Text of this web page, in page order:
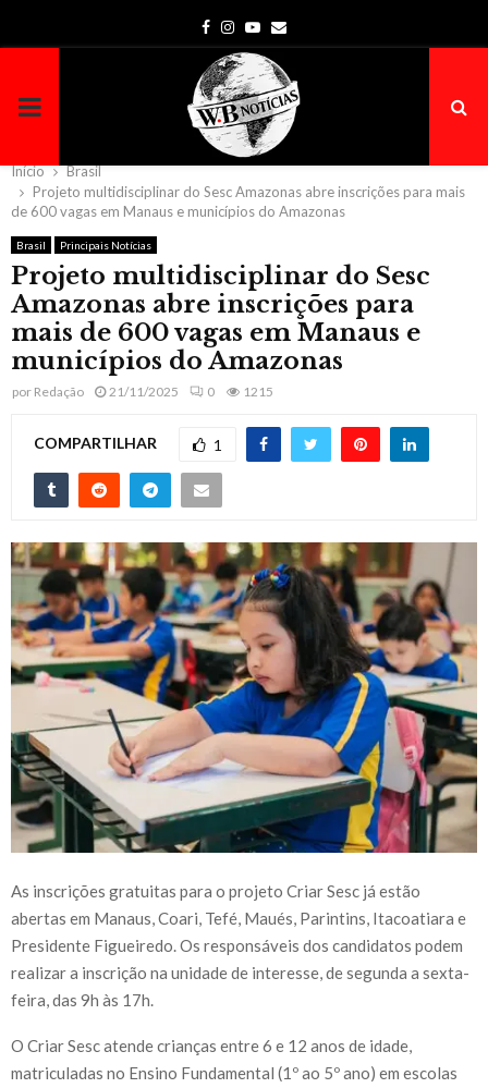
Facebook
Instagram
Youtube
Email
PRIMARY
MENU
Início
Brasil
Projeto multidisciplinar do Sesc Amazonas abre inscrições para mais
de 600 vagas em Manaus e municípios do Amazonas
Brasil Principais Notícias
Projeto multidisciplinar do Sesc
Amazonas abre inscrições para
mais de 600 vagas em Manaus e
municípios do Amazonas
por Redação 21/11/2025 0 1215
COMPARTILHAR 1
As inscrições gratuitas para o projeto Criar Sesc já estão
abertas em Manaus, Coari, Tefé, Maués, Parintins, Itacoatiara e
Presidente Figueiredo. Os responsáveis dos candidatos podem
realizar a inscrição na unidade de interesse, de segunda a sexta-
feira, das 9h às 17h.
O Criar Sesc atende crianças entre 6 e 12 anos de idade,
matriculadas no Ensino Fundamental (1º ao 5º ano) em escolas